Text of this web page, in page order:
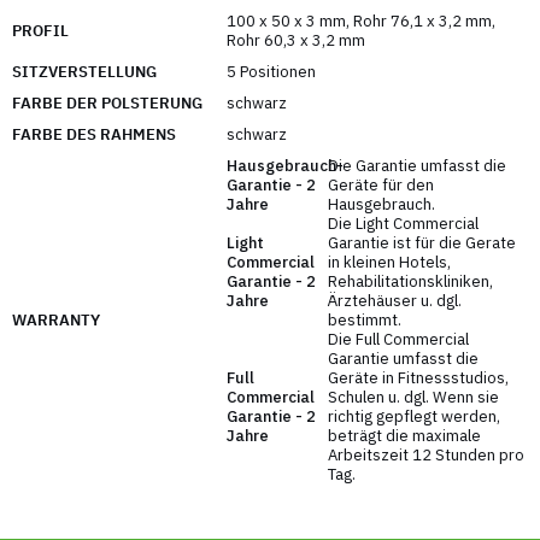
Systems. Mit ihm können Sie alle Muskelgruppen
auf allen Ebenen trainieren.
kommerzielle Fitnessstudios und Fitnessclubs. Ein
großer Vorteil der UpForm F-Linie ist ihre
Modularität - Türme, die mehrere Geräte
verbinden. Die Upform F-Line stellt keine starre
Lösung vor. Die Linie bietet die Möglichkeit,
Maschinen auszuwählen, die perfekt in das
Konzept des Fitnessstudios passen. Dank des
modularen Aufbaus können die UpForm-Geräte je
nach den individuellen Bedürfnissen und
Möglichkeiten konfiguriert werden.
HINWEIS: In Fällen, in denen das UF-024 als
eigenständige, freistehende Maschine (ohne
Verbindung mit anderen Geräten der F-LINE-Serie)
PROFIL
100 x 50 x 3 mm,Rohr 76,1 x 3,2 mm,
Rohr 60,3 x 3,2 mm
SITZVERSTELLUNG
5 Positionen
FARBE DER POLSTERUNG
schwarz
FARBE DES RAHMENS
schwarz
WARRANTY
Hausgebrauch-
Garantie - 2
Jahre
Die Garantie umfasst die
Geräte für den
Hausgebrauch.
Light
Commercial
Garantie - 2
Jahre
Die Light Commercial
Garantie ist für die Gerate
in kleinen Hotels,
Rehabilitationskliniken,
Ärztehäuser u. dgl.
bestimmt.
Full
Commercial
Garantie - 2
Jahre
Die Full Commercial
Garantie umfasst die
Geräte in Fitnessstudios,
Schulen u. dgl. Wenn sie
richtig gepflegt werden,
beträgt die maximale
Arbeitszeit 12 Stunden pro
Tag.